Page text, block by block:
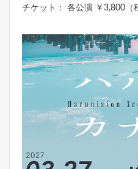
チケット： 各公演 ￥3,800（